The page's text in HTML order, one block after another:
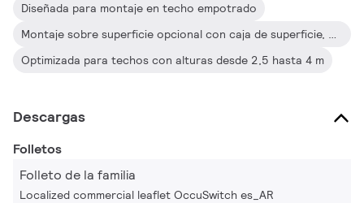
Diseñada para montaje en techo empotrado
Montaje sobre superficie opcional con caja de superficie, que permite instalarla con cableado empotrado o un conducto montado sobre superficie
Optimizada para techos con alturas desde 2,5 hasta 4 m
Descargas
Folletos
Folleto de la familia
Localized commercial leaflet OccuSwitch es_AR